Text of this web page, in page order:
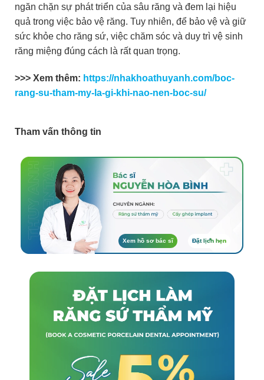
ngăn chặn sự phát triển của sâu răng và đem lại hiệu
quả trong việc bảo vệ răng. Tuy nhiên, để bảo vệ và giữ
sức khỏe cho răng sứ, việc chăm sóc và duy trì vệ sinh
răng miệng đúng cách là rất quan trọng.
>>> Xem thêm: https://nhakhoathuyanh.com/boc-
rang-su-tham-my-la-gi-khi-nao-nen-boc-su/
Tham vấn thông tin
Xem hồ sơ bác sĩ Đặt lịch hẹn